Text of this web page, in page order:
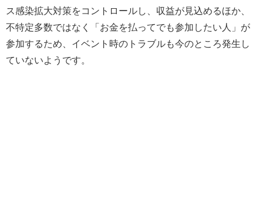
ス感染拡大対策をコントロールし、収益が見込めるほか、
不特定多数ではなく「お金を払ってでも参加したい人」が
参加するため、イベント時のトラブルも今のところ発生し
ていないようです。